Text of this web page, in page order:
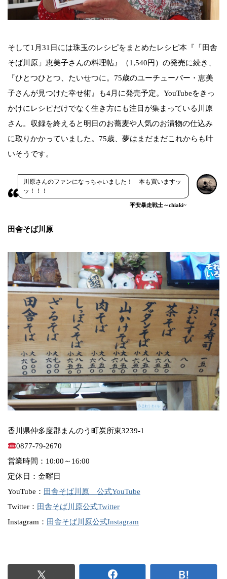
そして1月31日には珠玉のレシピをまとめたレシピ本『「田舎
そば川原」恵美子さんの料理帖』（1,540円）の発売に続き、
『ひとつひとつ、たいせつに。75歳のユーチューバー・恵美
子さんが見つけた幸せ術』も4月に発売予定。YouTubeをきっ
かけにレシピだけでなく生き方にも注目が集まっている川原
さん。収録を終えると明日のお蕎麦や人気のお漬物の仕込み
に取りかかっていました。75歳、夢はまだまだこれからも叶
いそうです。
川原さんのファンになっちゃいました！ 本も買いますッ
ッ！！！
平安暴走戦士～chiaki~
田舎そば川原
香川県仲多度郡まんのう町炭所東3239-1
0877-79-2670
営業時間：10:00～16:00
定休日：金曜日
YouTube： 田舎そば川原 公式YouTube
Twitter： 田舎そば川原公式Twitter
Instagram： 田舎そば川原公式Instagram